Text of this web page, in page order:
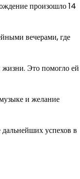
произошло 14
вечерами, где
Это помогло ей
и желание
успехов в